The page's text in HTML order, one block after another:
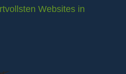
Websites in